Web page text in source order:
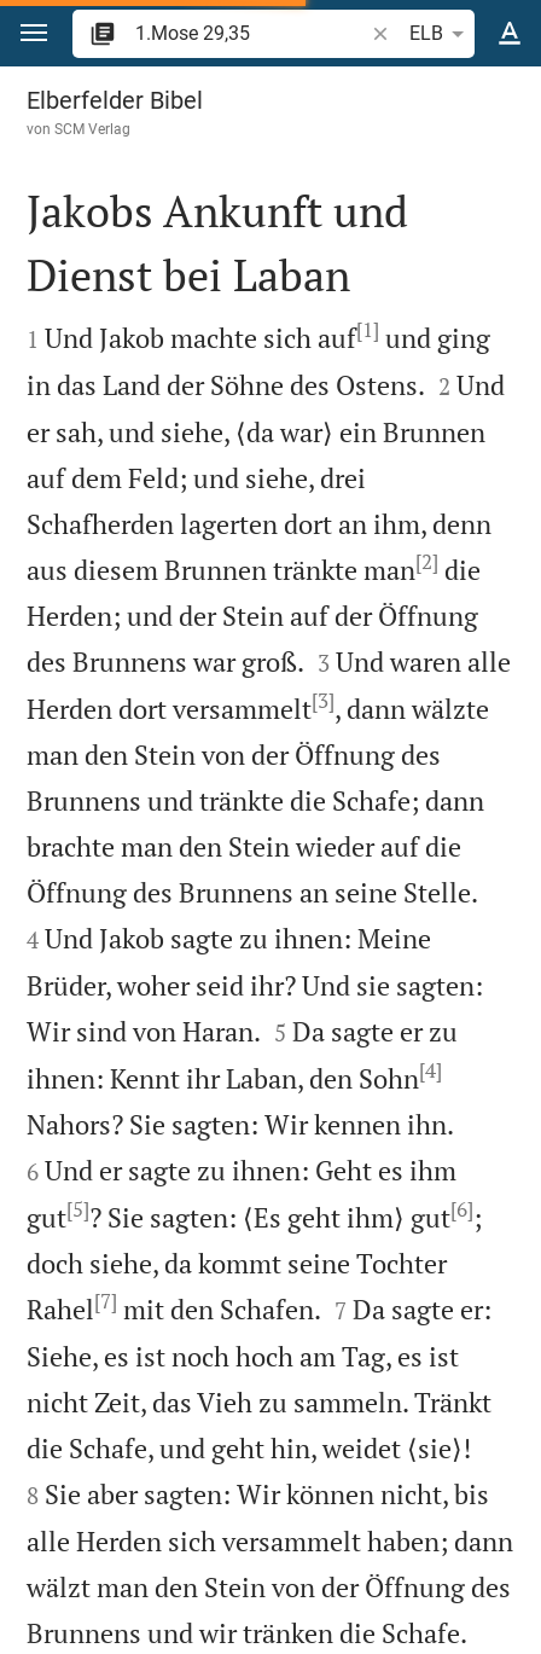
Zum Inhalt springen
Bibelstelle oder
ELB
1.Mose 29
Elberfelder Bibel
vonSCM Verlag

Jakobs Ankunft und
Dienst bei Laban

1 Und Jakob machte sich auf[1] und ging
in das Land der Söhne des Ostens. 

2 Und
er sah, und siehe, ⟨da war⟩ ein Brunnen
auf dem Feld; und siehe, drei
Schafherden lagerten dort an ihm, denn
aus diesem Brunnen tränkte man[2] die
Herden; und der Stein auf der Öffnung
des Brunnens war groß. 

3 Und waren alle
Herden dort versammelt[3], dann wälzte
man den Stein von der Öffnung des
Brunnens und tränkte die Schafe; dann
brachte man den Stein wieder auf die
Öffnung des Brunnens an seine Stelle.
4 Und Jakob sagte zu ihnen: Meine
Brüder, woher seid ihr? Und sie sagten:
Wir sind von Haran. 

5 Da sagte er zu
ihnen: Kennt ihr Laban, den Sohn[4]
Nahors? Sie sagten: Wir kennen ihn.
6 Und er sagte zu ihnen: Geht es ihm
gut[5]? Sie sagten: ⟨Es geht ihm⟩ gut[6];
doch siehe, da kommt seine Tochter
Rahel[7] mit den Schafen. 

7 Da sagte er:
Siehe, es ist noch hoch am Tag, es ist
nicht Zeit, das Vieh zu sammeln. Tränkt
die Schafe, und geht hin, weidet ⟨sie⟩!
8 Sie aber sagten: Wir können nicht, bis
alle Herden sich versammelt haben; dann
wälzt man den Stein von der Öffnung des
Brunnens und wir tränken die Schafe.